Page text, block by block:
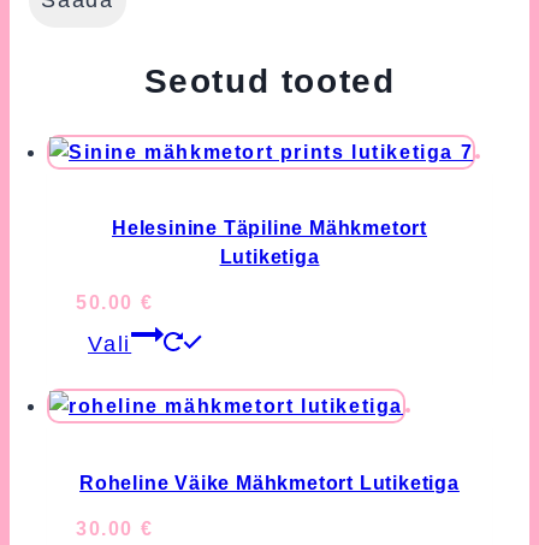
Seotud tooted
Helesinine Täpiline Mähkmetort
Lutiketiga
50.00 €
Vali
has
multiple
The
Roheline Väike Mähkmetort Lutiketiga
30.00 €